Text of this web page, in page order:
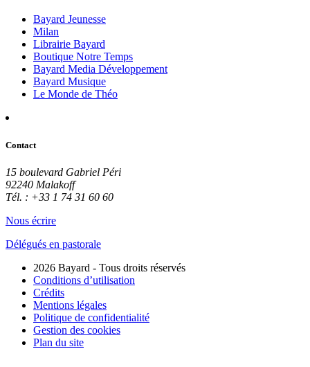
Bayard Jeunesse
Milan
Librairie Bayard
Boutique Notre Temps
Bayard Media Développement
Bayard Musique
Le Monde de Théo
Contact
15 boulevard Gabriel Péri
92240 Malakoff
Tél. : +33 1 74 31 60 60
Nous écrire
Délégués en pastorale
2026 Bayard - Tous droits réservés
Conditions d’utilisation
Crédits
Mentions légales
Politique de confidentialité
Gestion des cookies
Plan du site